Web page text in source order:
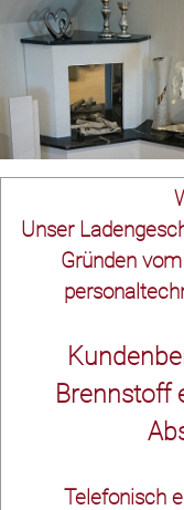
Unser
Gründen
Brennstoff
Telefonisch